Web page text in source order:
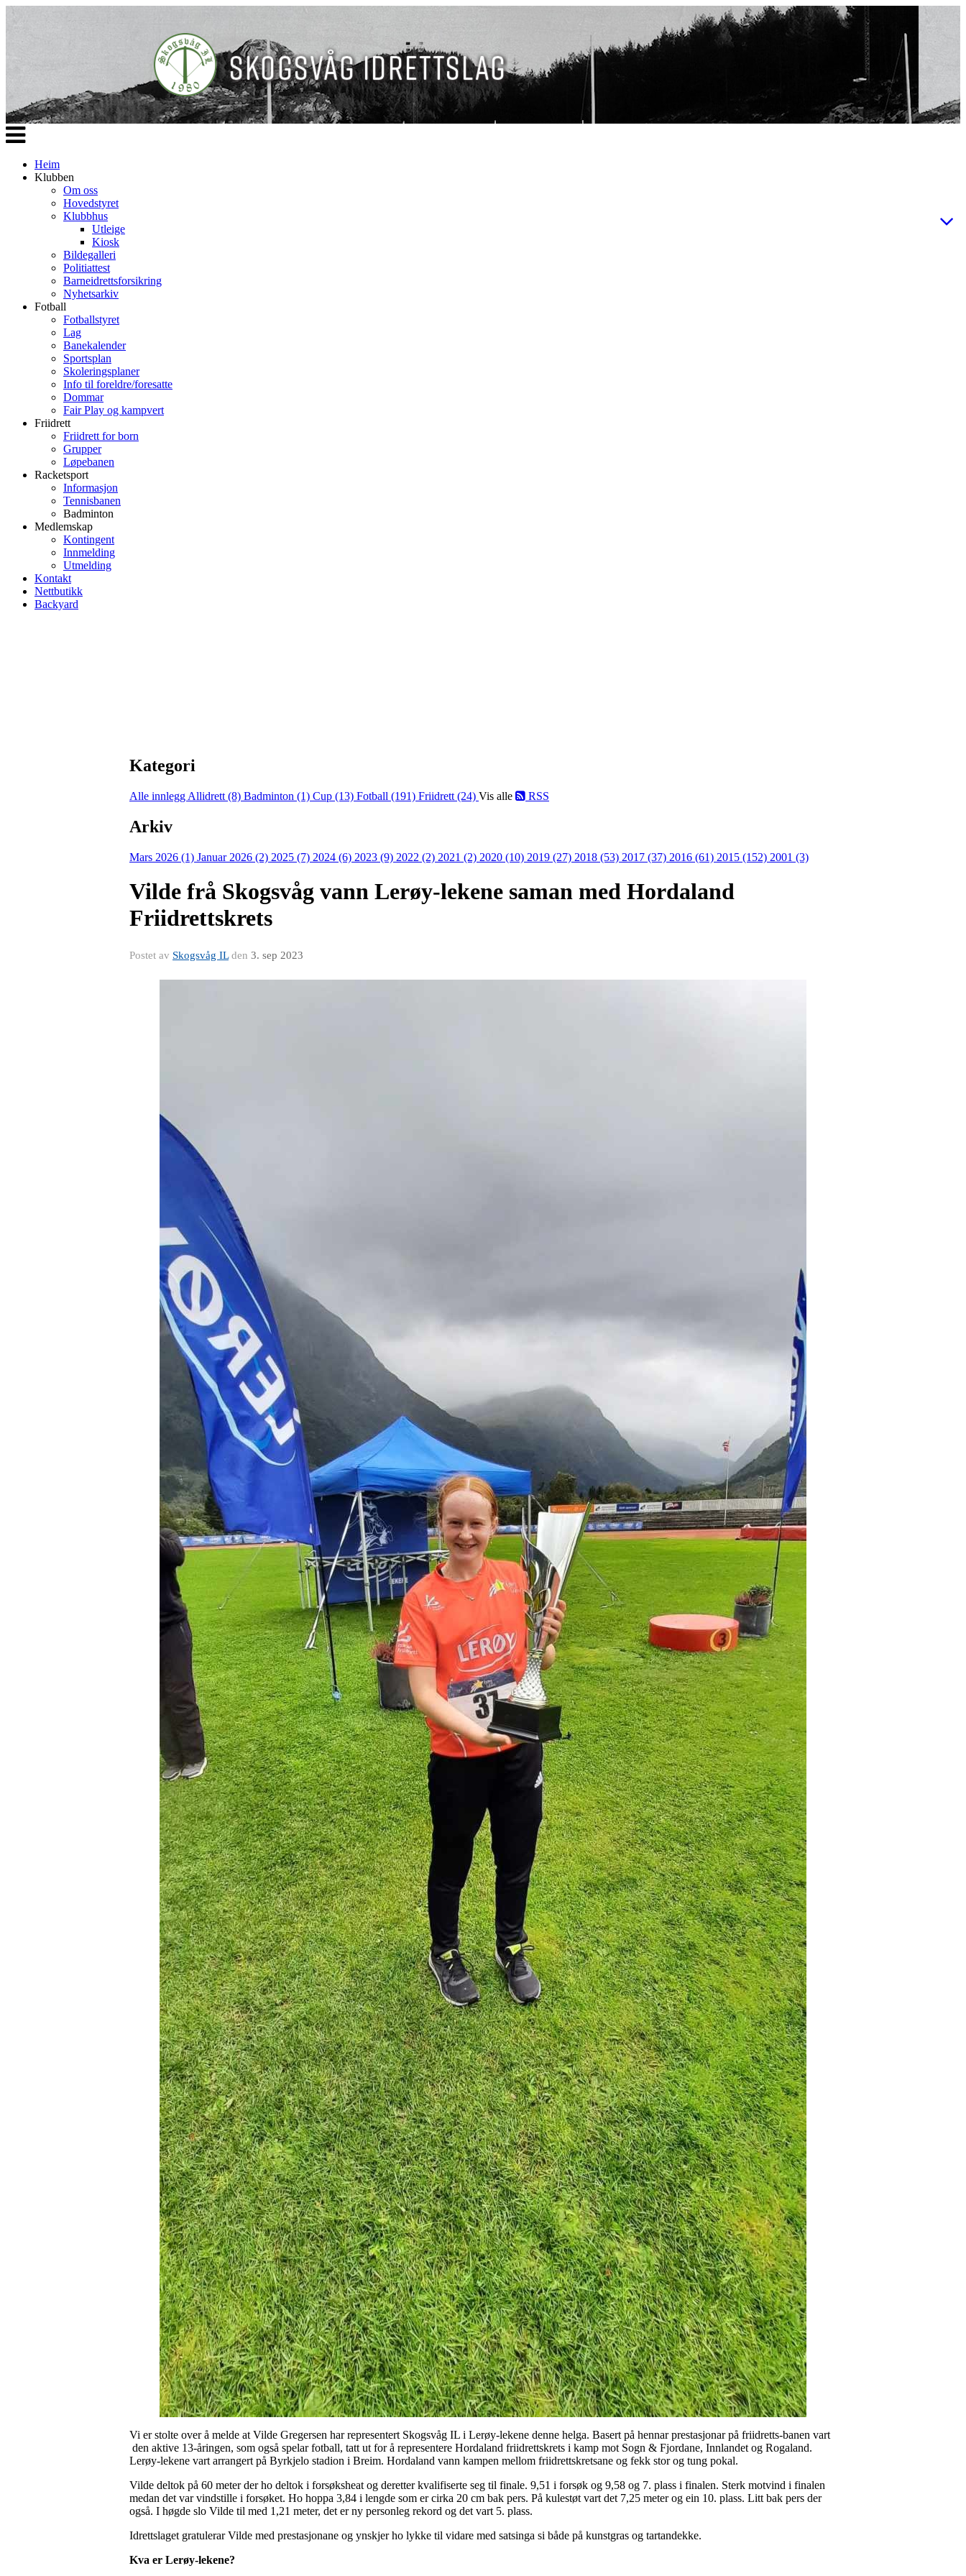
Veksle
navigasjon
Heim
Klubben
Om oss
Hovedstyret
Klubbhus
Utleige
Kiosk
Bildegalleri
Politiattest
Barneidrettsforsikring
Nyhetsarkiv
Fotball
Fotballstyret
Lag
Banekalender
Sportsplan
Skoleringsplaner
Info til foreldre/foresatte
Dommar
Fair Play og kampvert
Friidrett
Friidrett for born
Grupper
Løpebanen
Racketsport
Informasjon
Tennisbanen
Badminton
Medlemskap
Kontingent
Innmelding
Utmelding
Kontakt
Nettbutikk
Backyard
Kategori
Alle innlegg Allidrett (8) Badminton (1) Cup (13) Fotball (191) Friidrett (24) Vis alle RSS
Arkiv
Mars 2026 (1) Januar 2026 (2) 2025 (7) 2024 (6) 2023 (9) 2022 (2) 2021 (2) 2020 (10) 2019 (27) 2018 (53) 2017 (37) 2016 (61) 2015 (152) 2001 (3)
Vilde frå Skogsvåg vann Lerøy-lekene saman med Hordaland
Friidrettskrets
Postet av Skogsvåg ILden 3. sep 2023
Vi er stolte over å melde at Vilde Gregersen har representert Skogsvåg IL i Lerøy-lekene denne helga. Basert på hennar prestasjonar på friidretts-banen vart
den aktive 13-åringen, som også spelar fotball, tatt ut for å representere Hordaland friidrettskrets i kamp mot Sogn & Fjordane, Innlandet og Rogaland.
Lerøy-lekene vart arrangert på Byrkjelo stadion i Breim. Hordaland vann kampen mellom friidrettskretsane og fekk stor og tung pokal.
Vilde deltok på 60 meter der ho deltok i forsøksheat og deretter kvalifiserte seg til finale. 9,51 i forsøk og 9,58 og 7. plass i finalen. Sterk motvind i finalen
medan det var vindstille i forsøket. Ho hoppa 3,84 i lengde som er cirka 20 cm bak pers. På kulestøt vart det 7,25 meter og ein 10. plass. Litt bak pers der
også. I høgde slo Vilde til med 1,21 meter, det er ny personleg rekord og det vart 5. plass.
Idrettslaget gratulerar Vilde med prestasjonane og ynskjer ho lykke til vidare med satsinga si både på kunstgras og tartandekke.
Kva er Lerøy-lekene?